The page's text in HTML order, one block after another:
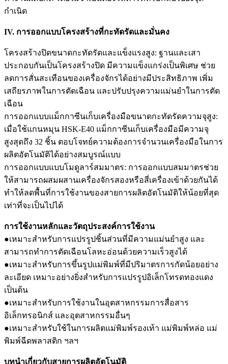
กำเนิด
IV. การออกแบบโครงสร้างที่กะทัดรัดและมั่นคง
โครงสร้างปิดขนาดกะทัดรัดและแข็งแรงสูง: ฐานและเสา
ประกอบกันเป็นโครงสร้างปิด มีความแข็งแกร่งเป็นพิเศษ ช่วย
ลดการสั่นสะเทือนของเครื่องจักรได้อย่างมีประสิทธิภาพ เพิ่ม
เสถียรภาพในการตัดเฉือน และปรับปรุงความแม่นยำในการตัด
เฉือน
การออกแบบแม็กกาซีนเก็บเครื่องมือขนาดกะทัดรัดความจุสูง:
เมื่อใช้แกนหมุน HSK-E40 แม็กกาซีนเก็บเครื่องมือมีความจุ
สูงสุดถึง 32 ชิ้น ตอบโจทย์ความต้องการจำนวนเครื่องมือในการ
ผลิตอัตโนมัติได้อย่างสมบูรณ์แบบ
การออกแบบแบบโมดูลาร์สมมาตร: การออกแบบสมมาตรช่วย
ให้สามารถผสมผสานเครื่องจักรสองหรือสี่เครื่องเข้าด้วยกันได้
ทำให้ลดพื้นที่การใช้งานของสายการผลิตอัตโนมัติให้น้อยที่สุด
เท่าที่จะเป็นไปได้
การใช้งานหลักและวัตถุประสงค์การใช้งาน
●เหมาะสำหรับการแปรรูปชิ้นส่วนที่มีความแม่นยำสูง และ
สามารถทำการตัดเฉือนโลหะอ่อนด้วยความเร็วสูงได้
●เหมาะสำหรับการขึ้นรูปแม่พิมพ์ที่มีปริมาตรการกัดน้อยอย่าง
ละเอียด เหมาะอย่างยิ่งสำหรับการแปรรูปอิเล็กโทรดทองแดง
เป็นต้น
●เหมาะสำหรับการใช้งานในอุตสาหกรรมการสื่อสาร
อิเล็กทรอนิกส์ และอุตสาหกรรมอื่นๆ
●เหมาะสำหรับใช้ในการผลิตแม่พิมพ์รองเท้า แม่พิมพ์หล่อ แม่
พิมพ์ฉีดพลาสติก ฯลฯ
บทนำเกี่ยวกับสายการผลิตอัตโนมัติ